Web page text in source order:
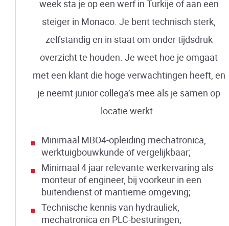
week sta je op een werf in Turkije of aan een
steiger in Monaco. Je bent technisch sterk,
zelfstandig en in staat om onder tijdsdruk
overzicht te houden. Je weet hoe je omgaat
met een klant die hoge verwachtingen heeft, en
je neemt junior collega’s mee als je samen op
locatie werkt.
Minimaal MBO4-opleiding mechatronica,
werktuigbouwkunde of vergelijkbaar;
Minimaal 4 jaar relevante werkervaring als
monteur of engineer, bij voorkeur in een
buitendienst of maritieme omgeving;
Technische kennis van hydrauliek,
mechatronica en PLC-besturingen;